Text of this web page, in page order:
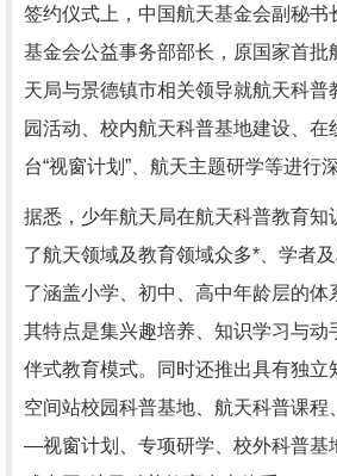
签约仪式上，中国航天基金会副秘书
基金会公益事务部部长，原国家首批
天局与景德镇市相关领导就航天科普
园活动、校内航天科普基地建设、在
台“视窗计划”、航天主题研学等进行
据悉，少年航天局在航天科普教育知
了航天领域及教育领域众多*、学者
了涵盖小学、初中、高中年龄层的体
其特点是集兴趣培养、知识学习与动
伴式教育模式。同时还推出具有独立
空间站校园科普基地、航天科普课程
—视窗计划、专项研学、校外科普基